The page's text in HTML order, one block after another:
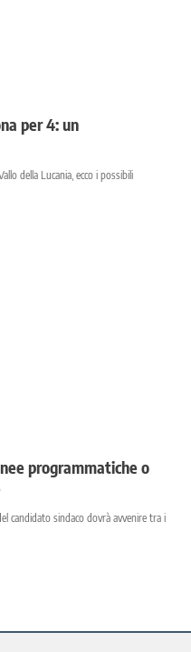
per 4: un
della Lucania, ecco i possibili
programmatiche o
candidato sindaco dovrà avvenire tra i